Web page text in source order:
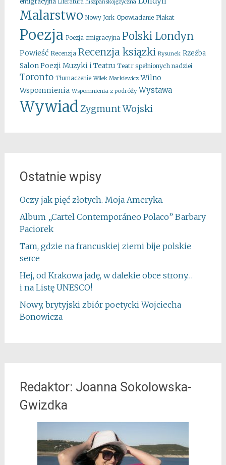
Literatura hiszpańskojęzyczna
Malarstwo Nowy Jork Opowiadanie Plakat
Poezja Poezja emigracyjna Polski Londyn
Powieść Recenzja Recenzja ksiązki Rysunek Rzeźba
Salon Poezji Muzyki i Teatru Teatr spełnionych nadziei
Toronto Tłumaczenie Wilek Markiewicz Wilno
Wspomnienia Wspomnienia z podróży Wystawa
WywiadZygmunt Wojski
Ostatnie wpisy
Oczy jak pięć złotych. Moja Ameryka.
Album „Cartel Contemporáneo Polaco” Barbary
Paciorek
Tam, gdzie na francuskiej ziemi bije polskie
serce
Hej, od Krakowa jadę, w dalekie obce strony…
i na Listę UNESCO!
Nowy, brytyjski zbiór poetycki Wojciecha
Bonowicza
Redaktor: Joanna Sokolowska-
Gwizdka